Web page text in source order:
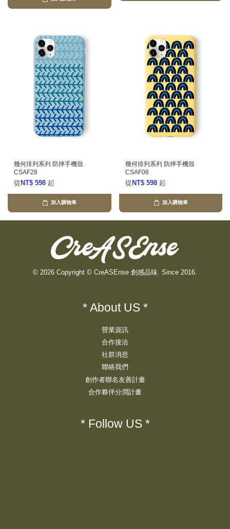
幾何排列系列 防摔手機殼
CSAF28
從 NT$ 598 起
加入購物車
幾何排列系列 防摔手機殼
CSAF06
從 NT$ 598 起
加入購物車
© 2026 Copyright © CreASEnse 創感品味. Since 2016.
* About US *
營業資訊
合作接洽
社群消息
聯絡我們
創作者聯名友善計畫
合作夥伴分潤計畫
* Follow US *